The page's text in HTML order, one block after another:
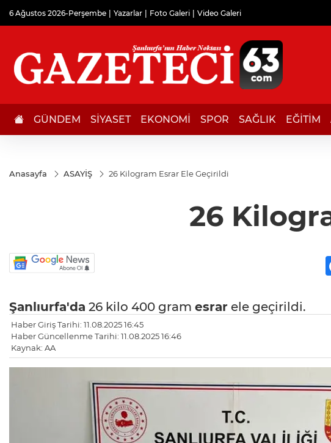
6 Ağustos 2026-Perşembe Yazarlar Foto Galeri Video Galeri
GÜNDEM SİYASET EKONOMİ SPOR SAĞLIK EĞİTİM
Anasayfa ASAYİŞ 26 Kilogram Esrar Ele Geçirildi
26
Şanlıurfa'da 26 kilo 400 gram esrar ele geçirildi.
Haber Giriş Tarihi: 11.08.2025 16:45
Haber Güncellenme Tarihi: 11.08.2025 16:46
Kaynak: AA